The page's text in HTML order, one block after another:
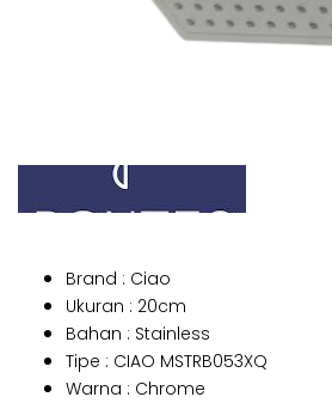
Brand : Ciao
Ukuran : 20cm
Bahan : Stainless
Tipe : CIAO MSTRB053XQ
Warna : Chrome